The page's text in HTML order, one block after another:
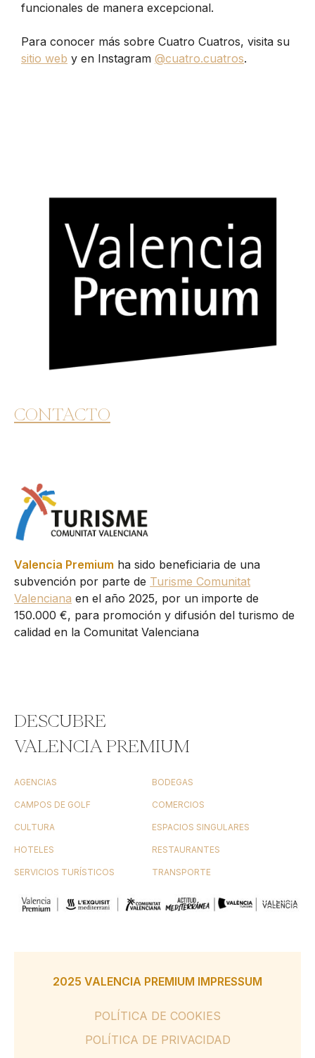
funcionales de manera excepcional.
Para conocer más sobre Cuatro Cuatros, visita su
sitio web y en Instagram @cuatro.cuatros.
CONTACTO
Valencia Premium ha sido beneficiaria de una
subvención por parte de Turisme Comunitat
Valenciana en el año 2025, por un importe de
150.000 €, para promoción y difusión del turismo de
calidad en la Comunitat Valenciana
DESCUBRE
VALENCIA PREMIUM
AGENCIAS BODEGAS
CAMPOS DE GOLF COMERCIOS
CULTURA ESPACIOS SINGULARES
HOTELES RESTAURANTES
SERVICIOS TURÍSTICOS TRANSPORTE
2025 VALENCIA PREMIUM IMPRESSUM
POLÍTICA DE COOKIES
POLÍTICA DE PRIVACIDAD